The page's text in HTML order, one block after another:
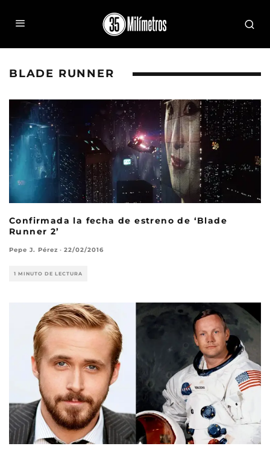
BLADE RUNNER
Confirmada la fecha de estreno de ‘Blade
Runner 2’
Pepe J. Pérez · 22/02/2016
1 MINUTO DE LECTURA